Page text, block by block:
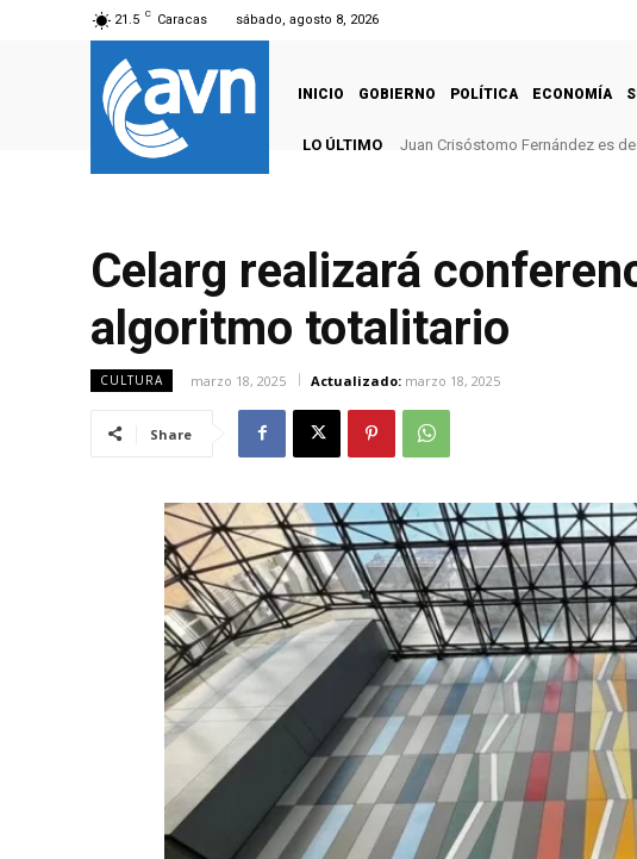
21.5 C Caracas sábado, agosto 8, 2026
INICIO GOBIERNO POLÍTICA ECONOMÍA
LO ÚLTIMO Juan Crisóstomo Fernández es
Celarg realizará
algoritmo totalitario
CULTURA marzo 18, 2025 Actualizado: marzo 18, 2025
Share